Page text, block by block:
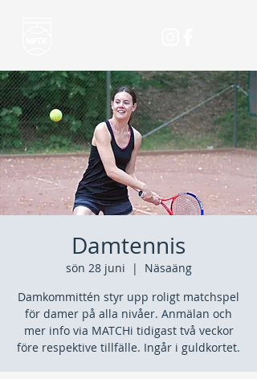
Damtennis
sön 28 juni
  |
Näsaäng
Damkommittén styr upp roligt matchspel
för damer på alla nivåer. Anmälan och
mer info via MATCHi tidigast två veckor
före respektive tillfälle. Ingår i guldkortet.